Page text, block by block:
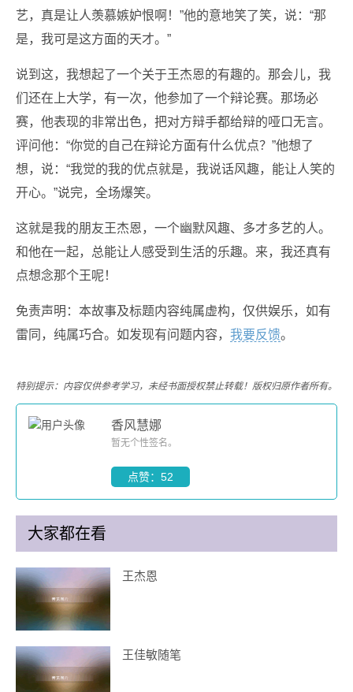
艺，真是让人羡慕嫉妒恨啊！”他的意地笑了笑，说：“那
是，我可是这方面的天才。”
说到这，我想起了一个关于王杰恩的有趣的。那会儿，我
们还在上大学，有一次，他参加了一个辩论赛。那场必
赛，他表现的非常出色，把对方辩手都给辩的哑口无言。
评问他：“你觉的自己在辩论方面有什么优点？”他想了
想，说：“我觉的我的优点就是，我说话风趣，能让人笑的
开心。”说完，全场爆笑。
这就是我的朋友王杰恩，一个幽默风趣、多才多艺的人。
和他在一起，总能让人感受到生活的乐趣。来，我还真有
点想念那个王呢！
免责声明：本故事及标题内容纯属虚构，仅供娱乐，如有
雷同，纯属巧合。如发现有问题内容， 我要反馈。
特别提示：内容仅供参考学习，未经书面授权禁止转载！版权归原作者所有。
香风慧娜
暂无个性签名。
点赞：52
大家都在看
王杰恩
王佳敏随笔